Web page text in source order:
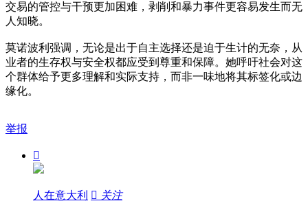
交易的管控与干预更加困难，剥削和暴力事件更容易发生而无
人知晓。
莫诺波利强调，无论是出于自主选择还是迫于生计的无奈，从
业者的生存权与安全权都应受到尊重和保障。她呼吁社会对这
个群体给予更多理解和实际支持，而非一味地将其标签化或边
缘化。
举报

人在意大利  关注